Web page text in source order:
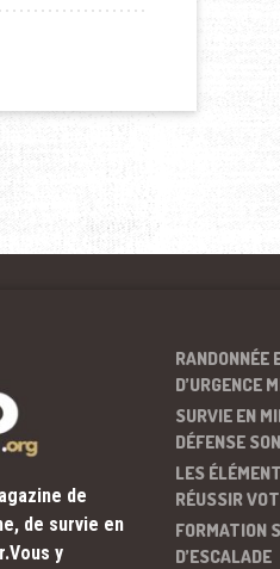
de
de survie en
y
RANDONNÉE
D’URGENCE
SURVIE EN
DÉFENSE
LES
RÉUSSIR
FORMATION
D’ESCALADE